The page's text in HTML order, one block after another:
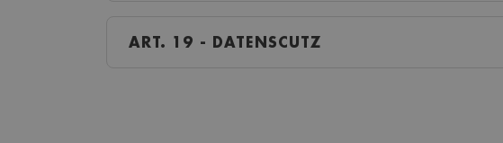
ART. 19 - DATENSCUTZ